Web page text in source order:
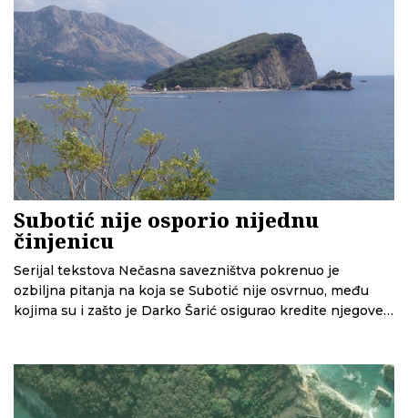
Subotić nije osporio nijednu
činjenicu
Serijal tekstova Nečasna savezništva pokrenuo je
ozbiljna pitanja na koja se Subotić nije osvrnuo, među
kojima su i zašto je Darko Šarić osigurao kredite njegove
OCCRP-a na pismo Stanka Subotića